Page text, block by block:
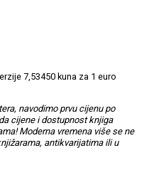
7,53450 kuna za 1 euro
navodimo prvu cijenu po
cijene i dostupnost knjiga
Moderna vremena više se ne
antikvarijatima ili u